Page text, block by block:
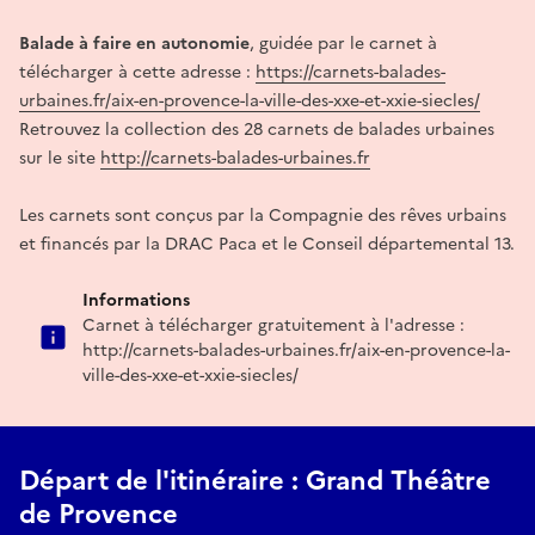
Balade à faire en autonomie, guidée par le carnet à
télécharger à cette adresse : https://carnets-balades-
urbaines.fr/aix-en-provence-la-ville-des-xxe-et-xxie-siecles/
Retrouvez la collection des 28 carnets de balades urbaines
sur le site http://carnets-balades-urbaines.fr
Les carnets sont conçus par la Compagnie des rêves urbains
et financés par la DRAC Paca et le Conseil départemental 13.
Informations
Carnet à télécharger gratuitement à l'adresse :
http://carnets-balades-urbaines.fr/aix-en-provence-la-
ville-des-xxe-et-xxie-siecles/
Départ de l'itinéraire : Grand Théâtre
de Provence